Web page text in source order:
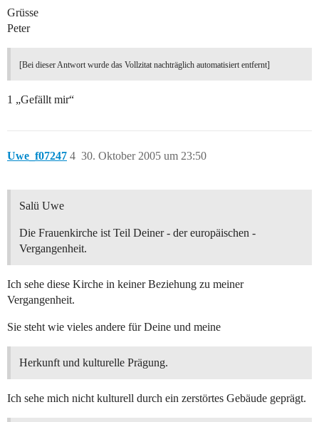
Grüsse
Peter
[Bei dieser Antwort wurde das Vollzitat nachträglich automatisiert entfernt]
1 „Gefällt mir“
Uwe_f07247 30. Oktober 2005 um 23:50
4
Salü Uwe
Die Frauenkirche ist Teil Deiner - der europäischen -
Vergangenheit.
Ich sehe diese Kirche in keiner Beziehung zu meiner
Vergangenheit.
Sie steht wie vieles andere für Deine und meine
Herkunft und kulturelle Prägung.
Ich sehe mich nicht kulturell durch ein zerstörtes Gebäude geprägt.